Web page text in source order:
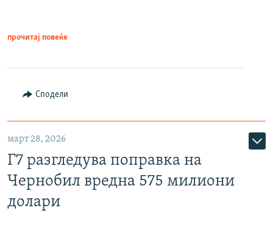
прочитај повеќе
Сподели
март 28, 2026
Г7 разгледува поправка на
Чернобил вредна 575 милиони
долари